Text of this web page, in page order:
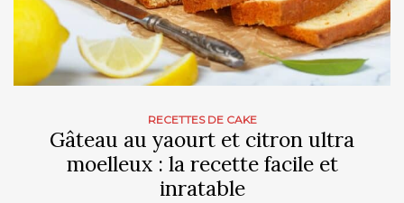
RECETTES DE CAKE
Gâteau au yaourt et citron ultra
moelleux : la recette facile et
inratable